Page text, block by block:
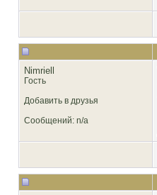
Nimriell
Гость
Добавить в друзья
Сообщений: n/a